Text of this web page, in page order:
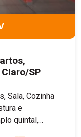
SP
Sala, Cozinha
e